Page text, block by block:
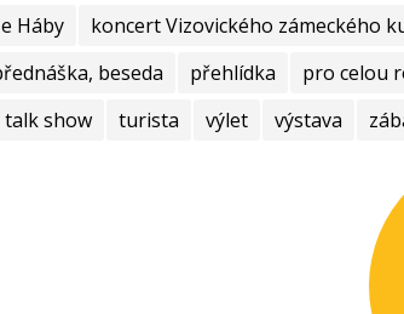
Háby
koncert Vizovického zámeckého
beseda přehlídka pro celou
talk show turista výlet výstava